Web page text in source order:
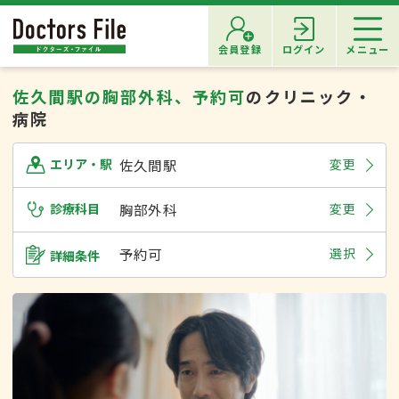
会員登録 ログイン メニュー
佐久間駅の胸部外科、予約可のクリニック・
病院
エリア・駅 佐久間駅 変更
診療科目 胸部外科 変更
詳細条件 予約可 選択